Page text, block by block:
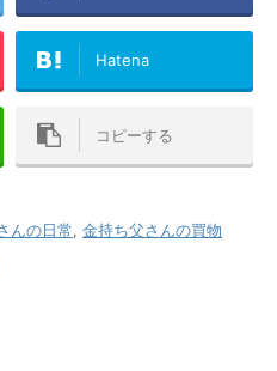
Hatena
コピーする
んの日常, 金持ち父さんの買物